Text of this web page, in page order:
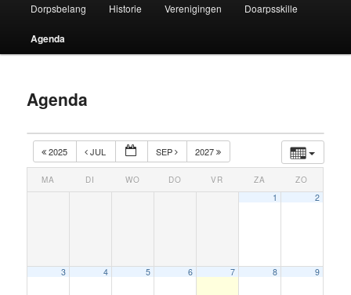
naar
de
inhoud
Dorpsbelang Historie Verenigingen Doarpsskille
Agenda
Agenda
2025 JUL SEP 2027
MA DI WO DO VR ZA ZO
1 2
3 4 5 6 7 8 9